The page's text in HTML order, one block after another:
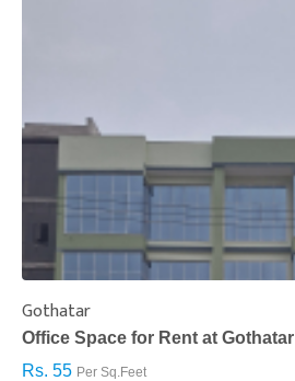
Gothatar
Office Space for Rent at Gothatar
Rs. 55 Per Sq.Feet